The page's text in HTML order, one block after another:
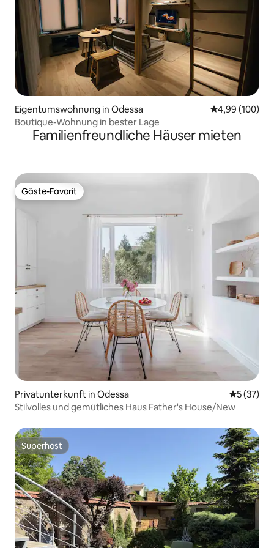
Eigentumswohnung in Odessa
4,99 (100)
Boutique-Wohnung in bester Lage
Familienfreundliche Häuser mieten
Gäste-Favorit
Gäste-Favorit
Privatunterkunft in Odessa
5 (37)
Stilvolles und gemütliches Haus Father's House/New
Superhost
Superhost